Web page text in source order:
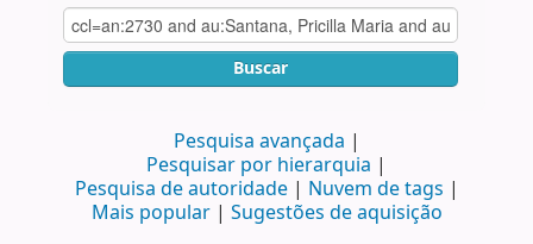
Buscar
Pesquisa avançada
Pesquisar por hierarquia
Pesquisa de autoridade
Nuvem de tags
Mais popular
Sugestões de aquisição